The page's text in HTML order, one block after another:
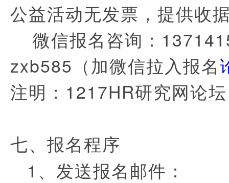
公益活动无发票，提供收
微信报名咨询：
zxb585（加微信拉入报名
注明：1217HR研究网论
七、报名程序
1、发送报名邮件：